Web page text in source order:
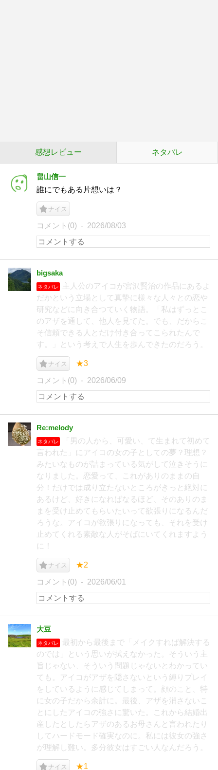
感想レビュー ネタバレ
畠山信一
誰にでもある片想いは？
ナイス
コメント(0) 2026/08/03
bigsaka
ネタバレ
主人公のアイコが宮沢賢治の作品にあるよ
だかという立場として真摯に様々な人々との恋や
研究などに向き合つていく物語。「私はずっとこ
のアザを通して、他人を見てた。でも、だからこ
そ信頼できる人とだけ付き合ってこられたんで
す。」という考えで人生を歩んできたのだろう。
ナイス ★3
コメント(0) 2026/06/09
Re:melody
ネタバレ
「男の人から、可愛い、て生まれて初めて
言われた」にアイコの女の子としての夢？理想？
みたいなものが詰まっている気がして泣きそうに
なりました。恋愛って、これがありのままの自
分！だけでは成り立たないところがきっと絶対に
あるけど、好きになればなるほど、そのありのま
まを受け止めてもらいたいって欲張りになるんだ
ろうな。アイコが欲張りになっても、それを受け
止めてくれる素敵な人がそばにいてくれますよう
に！
ナイス ★2
コメント(0) 2026/06/01
大豆
ネタバレ
最初から最後まで「メイクすれば解決する
のでは」という思いが拭えなかった。そういう主
旨じゃない、そういう問題じゃないとわかってい
ても。アイコがアザを隠さないという縛りプレイ
をしているように感じてしまって。顔のこと、特
に女の子だから余計に。最後、アザを消さないこ
とにしたアイコの強さに驚いた。これから結婚出
産したとしたらアザのあるお母さんと言われたり
してハードモード確実なのに。私には彼女の強さ
が理解し難い。多分彼女はすごい人なんだろう。
ナイス ★1